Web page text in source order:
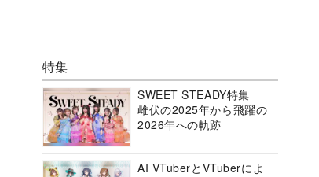
特集
SWEET STEADY特集
雌伏の2025年から飛躍の
2026年への軌跡
AI VTuberとVTuberによ